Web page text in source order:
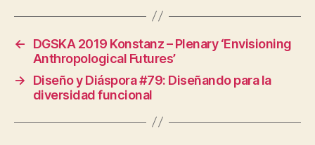
←
DGSKA 2019 Konstanz – Plenary ‘Envisioning
Anthropological Futures’
→
Diseño y Diáspora #79: Diseñando para la
diversidad funcional